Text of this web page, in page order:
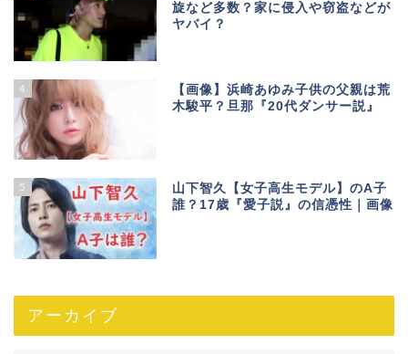
旋など多数？家に侵入や窃盗などが
ヤバイ？
4
【画像】浜崎あゆみ子供の父親は荒
木駿平？旦那『20代ダンサー説』
5
山下智久【女子高生モデル】のA子
誰？17歳『愛子説』の信憑性｜画像
アーカイブ